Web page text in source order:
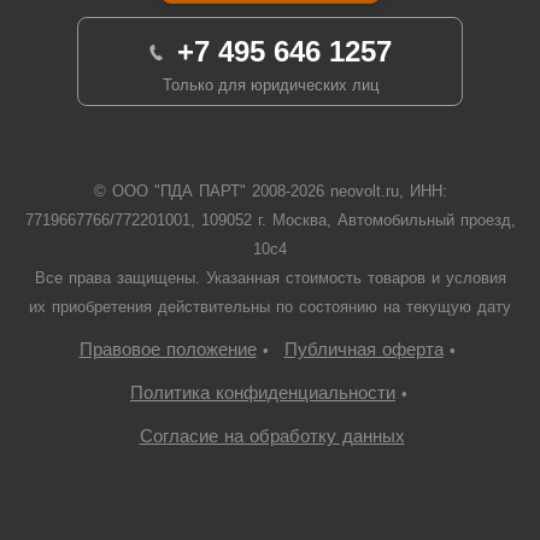
+7 495 646 1257
Только для юридических лиц
© ООО "ПДА ПАРТ" 2008-2026neovolt.ru, ИНН:
7719667766/772201001, 109052 г. Москва, Автомобильный проезд,
10с4
Все права защищены. Указанная стоимость товаров и условия
их приобретения действительны по состоянию на текущую дату
Правовое положение• Публичная оферта•
Политика конфиденциальности •
Согласие на обработку данных